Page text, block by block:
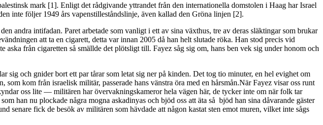
mark [1]. Enligt det rådgivande yttrandet från den internationella domstolen i Haag har Israel
inte följer 1949 års vapenstilleståndslinje, även kallad den Gröna linjen [2].
andra intifadan. Paret arbetade som vanligt i ett av sina växthus, tre av deras släktingar som brukar
att ta en cigarett, detta var innan 2005 då han helt slutade röka. Han stod precis vid
från cigaretten så smällde det plötsligt till. Fayez såg sig om, hans ben vek sig under honom och
sig och gnider bort ett par tårar som letat sig ner på kinden. Det tog tio minuter, en hel evighet om
kom från israelisk militär, passerade hans vänstra öra med en hårsmån.När Fayez visar oss runt
oss lite — militären har övervakningskameror hela vägen här, de tycker inte om när folk tar
han nu plockade några mogna askadinyas och bjöd oss att äta så bjöd han sina dåvarande gäster
senare fick de besök av militären som hävdade att någon kastat sten emot muren, vilket inte sågs